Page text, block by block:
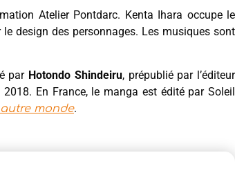
Atelier Pontdarc. Kenta Ihara occupe le
design des personnages. Les musiques sont
par Hotondo Shindeiru, prépublié par l’éditeur
En France, le manga est édité par Soleil
monde.